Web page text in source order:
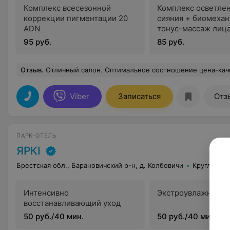
Комплекс всесезонной
коррекции пигментации 20
ADN
95 руб.
Комплекс
сияния +
тонус-массаж
85 руб.
Отзыв. Отличный салон. Оптимальное соотношение цена-качество. Впервые посетила салон с целью проведения чистки лица. У меня достаточно проблемная кожа и в качестве лечения косметолог Юлия посоветовала сделать курс пилингов. Уже после первого пилинга увидела значительные улучшения, продолжила курс и не пожалела. Спасибо Юлии! Отдельное спасибо за бережную и качественную чистку. Тем, кто ещё не пробовал пилинг, советую лучше делать за день-два до выходных, т.к. на 3-4-й день кожа очень шелушится(по крайней мере после первого пилинга). Но незначительные неудобства стоят того! Общее впечатление от салона
Viber Записаться
ПАРК-ОТЕЛЬ
ЯРКI
Брестская обл., Барановичский р-н, д. Колбовичи
Интенсивно
восстанавливающий уход
50 руб./40 мин.
50 руб./40 мин.